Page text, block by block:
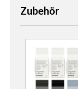
Zubehör